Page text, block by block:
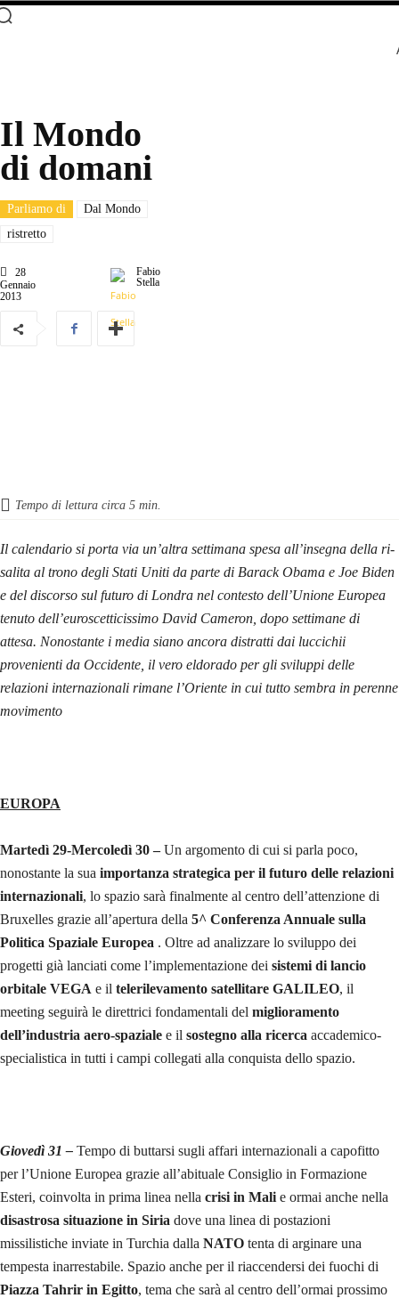
Il Mondo
di domani
Parliamo di
Dal Mondo
ristretto
28
Gennaio
2013
Fabio
Stella
Tempo di lettura circa 5 min.
Il calendario si porta via un’altra settimana spesa all’insegna della ri-
salita al trono degli Stati Uniti da parte di Barack Obama e Joe Biden
e del discorso sul futuro di Londra nel contesto dell’Unione Europea
tenuto dell’euroscetticissimo David Cameron, dopo settimane di
attesa. Nonostante i media siano ancora distratti dai luccichii
provenienti da Occidente, il vero eldorado per gli sviluppi delle
relazioni internazionali rimane l’Oriente in cui tutto sembra in perenne
movimento
EUROPA
Martedì 29-Mercoledì 30 –Un argomento di cui si parla poco,
nonostante la sua importanza strategica per il futuro delle relazioni
internazionali, lo spazio sarà finalmente al centro dell’attenzione di
Bruxelles grazie all’apertura della 5^ Conferenza Annuale sulla
Politica Spaziale Europea . Oltre ad analizzare lo sviluppo dei
progetti già lanciati come l’implementazione dei sistemi di lancio
orbitale VEGA e il telerilevamento satellitare GALILEO, il
meeting seguirà le direttrici fondamentali del miglioramento
dell’industria aero-spaziale e il sostegno alla ricerca accademico-
specialistica in tutti i campi collegati alla conquista dello spazio.
Giovedì 31 – Tempo di buttarsi sugli affari internazionali a capofitto
per l’Unione Europea grazie all’abituale Consiglio in Formazione
Esteri, coinvolta in prima linea nella crisi in Mali e ormai anche nella
disastrosa situazione in Siria dove una linea di postazioni
missilistiche inviate in Turchia dalla NATO tenta di arginare una
tempesta inarrestabile. Spazio anche per il riaccendersi dei fuochi di
Piazza Tahrir in Egitto, tema che sarà al centro dell’ormai prossimo